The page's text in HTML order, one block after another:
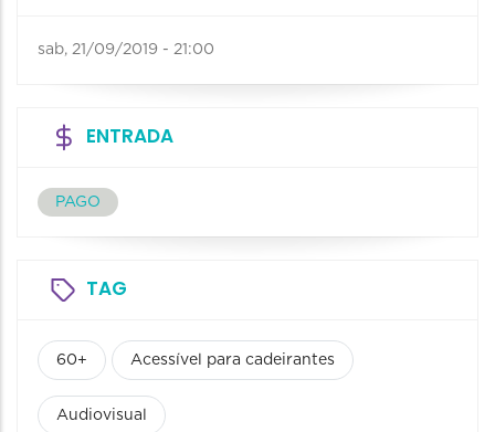
sab, 21/09/2019 - 21:00
ENTRADA
PAGO
TAG
60+ Acessível para cadeirantes
Audiovisual